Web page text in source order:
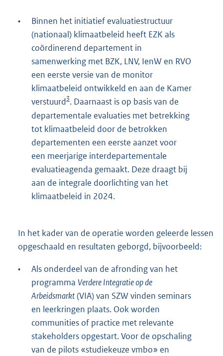
•
Binnen het initiatief evaluatiestructuur
(nationaal) klimaatbeleid heeft EZK als
coördinerend departement in
samenwerking met BZK, LNV, IenW en RVO
een eerste versie van de monitor
klimaatbeleid ontwikkeld en aan de Kamer
verstuurd3. Daarnaast is op basis van de
departementale evaluaties met betrekking
tot klimaatbeleid door de betrokken
departementen een eerste aanzet voor
een meerjarige interdepartementale
evaluatieagenda gemaakt. Deze draagt bij
aan de integrale doorlichting van het
klimaatbeleid in 2024.
In het kader van de operatie worden geleerde lessen
opgeschaald en resultaten geborgd, bijvoorbeeld:
•
Als onderdeel van de afronding van het
programma Verdere Integratie op de
Arbeidsmarkt(VIA) van SZW vinden seminars
en leerkringen plaats. Ook worden
communities of practice met relevante
stakeholders opgestart. Voor de opschaling
van de pilots «studiekeuze vmbo» en